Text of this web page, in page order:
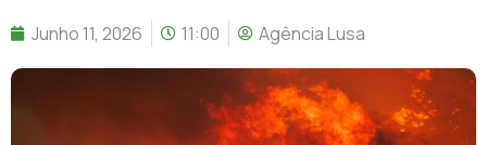
Junho 11, 2026 11:00 Agência Lusa